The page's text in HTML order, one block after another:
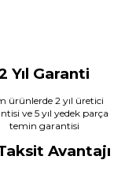
Yıl Garanti
ürünlerde 2 yıl üretici
ve 5 yıl yedek parça
temin garantisi
Avantajı